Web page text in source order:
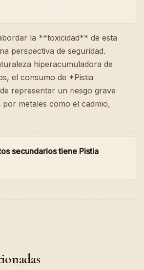
la **toxicidad** de esta
perspectiva de seguridad.
hiperacumuladora de
el consumo de *Pistia
representar un riesgo grave
por metales como el cadmio,
secundarios tiene Pistia